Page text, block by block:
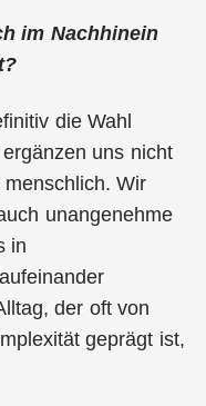
im Nachhinein
die Wahl
uns nicht
Wir
unangenehme
in
der oft von
geprägt ist,